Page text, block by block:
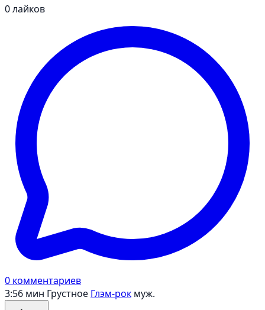
0лайков
0 комментариев
3:56 мин Грустное Глэм-рок муж.